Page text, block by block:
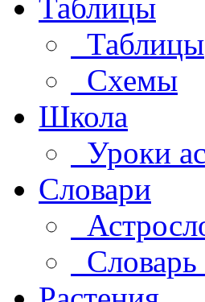
Таблицы
Таблицы
Схемы
Школа
Уроки
Словари
Словарь